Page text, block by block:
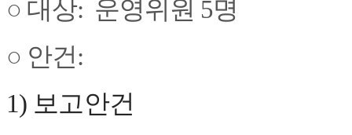
○​ 대상: 운영위원 5명
○​ 안건:
1) 보고안건